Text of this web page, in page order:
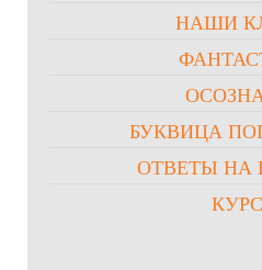
НАШИ
БУКВИЦА
ОТВЕТЫ НА